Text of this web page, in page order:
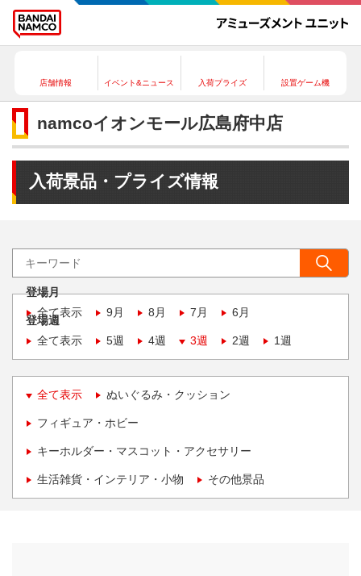
店舗情報 イベント&ニュース 入荷プライズ 設置ゲーム機
namcoイオンモール広島府中店
入荷景品・プライズ情報
登場月
全て表示
9月 8月 7月 6月
登場週
全て表示
5週 4週 3週 2週 1週
全て表示 ぬいぐるみ・クッション
フィギュア・ホビー
キーホルダー・マスコット・アクセサリー
生活雑貨・インテリア・小物 その他景品